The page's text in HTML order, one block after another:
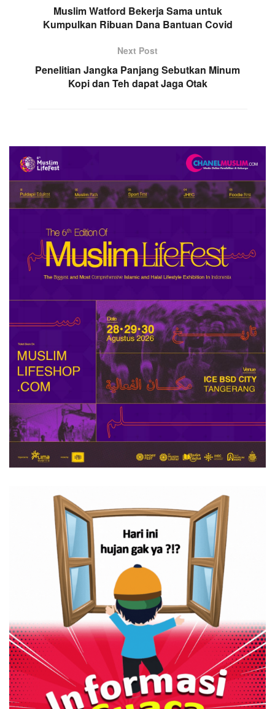
Muslim Watford Bekerja Sama untuk
Kumpulkan Ribuan Dana Bantuan Covid
Next Post
Penelitian Jangka Panjang Sebutkan Minum
Kopi dan Teh dapat Jaga Otak